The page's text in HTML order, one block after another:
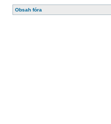
Obsah fóra